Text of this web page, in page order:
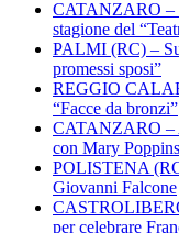
CATANZARO –
stagione del
PALMI (RC) –
promessi sposi”
REGGIO
“Facce da bronzi”
CATANZARO –
con Mary Poppins
POLISTENA
Giovanni Falcone
per celebrare